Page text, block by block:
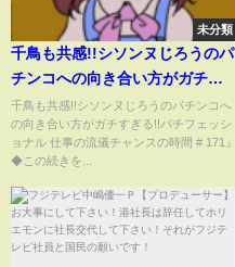
未分類
千鳥も共感!!シソンヌじろうのパ
チンコへの向き合い方がガチす
ぎる!!パチフェッショナル 仕事
の流儀チャンスの時間 # 171』
千鳥も共感!!シソンヌじろうのパチンコへ
の向き合い方がガチすぎる!!パチフェッシ
ョナル 仕事の流儀チャンスの時間 # 171』
◆この続きを...